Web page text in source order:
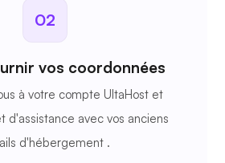
02
vos coordonnées
à votre compte UltaHost et
d'assistance avec vos anciens
d'hébergement .